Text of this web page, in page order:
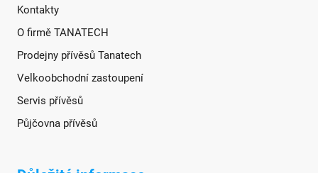
Kontakty
O firmě TANATECH
Prodejny přívěsů Tanatech
Velkoobchodní zastoupení
Servis přívěsů
Půjčovna přívěsů